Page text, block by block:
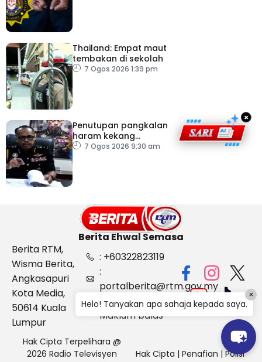
Thailand: Empat maut
tembakan di sekolah
7 Ogos 2026 1:39 pm
Penutupan pangkalan
haram kekang
penyeludupan di
7 Ogos 2026 9:30 am
×
Berita Ehwal Semasa
Berita RTM,
Wisma Berita,
Angkasapuri
Kota Media,
50614 Kuala
Lumpur
: +60322823119
:
portalberita@rtm.gov.my
: Aduan &
Maklum balas
Hak Cipta Terpelihara @
2026 Radio Televisyen
Hak Cipta | Penafian | Polisi
Helo! Tanyakan apa sahaja kepada saya.
×